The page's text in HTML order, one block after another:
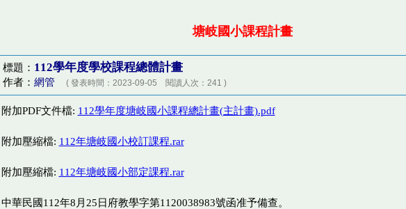
塘岐國小課程計畫
標題： 112學年度學校課程總體計畫
作者： 網管 ( 發表時間：2023-09-05 閱讀人次：241 )
附加PDF文件檔: 112學年度塘岐國小課程總計畫(主計畫).pdf
附加壓縮檔: 112年塘岐國小校訂課程.rar
附加壓縮檔: 112年塘岐國小部定課程.rar
中華民國112年8月25日府教學字第1120038983號函准予備查。